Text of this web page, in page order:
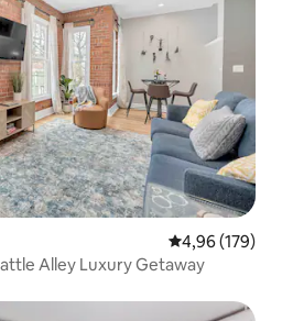
Gemiddelde
4,96 (179)
Alley Luxury Getaway